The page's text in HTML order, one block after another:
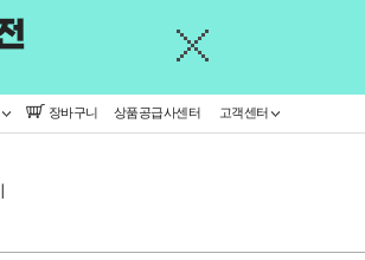
장바구니 상품공급사센터 고객센터